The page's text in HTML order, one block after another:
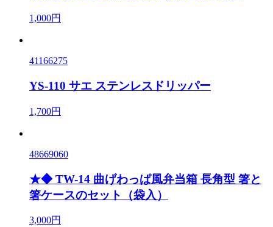
1,000円
41166275
YS-110 サエ ステンレスドリッパー
1,700円
48669060
★◆ TW-14 曲げわっぱ風弁当箱 長角型 箸と
箸ケースのセット（袋入）
3,000円